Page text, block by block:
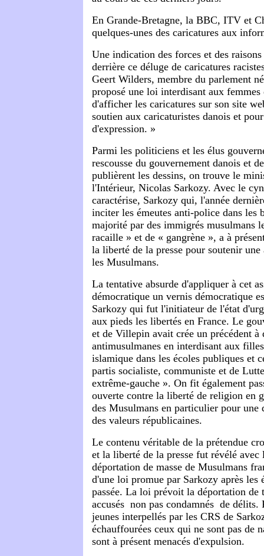
En Grande-Bretagne, la BBC, ITV et
quelques-unes des caricatures aux
Une indication des forces et des
derrière ce déluge de caricatures
Geert Wilders, membre du parlement
proposé une loi interdisant aux
d'afficher les caricatures sur son site
soutien aux caricaturistes danois et
d'expression. »
Parmi les politiciens et les élus
rescousse du gouvernement danois et
publièrent les dessins, on trouve le
l'Intérieur, Nicolas Sarkozy. Avec le
caractérise, Sarkozy qui, l'année
inciter les émeutes anti-police dans les
majorité par des immigrés musulmans
racaille » et de « gangrène », a à
la liberté de la presse pour soutenir
les Musulmans.
La tentative absurde d'appliquer à cet
démocratique un vernis démocratique
Sarkozy qui fut l'initiateur de l'état
aux pieds les libertés en France. Le
et de Villepin avait crée un précédent à
antimusulmanes en interdisant aux
islamique dans les écoles publiques et
partis socialiste, communiste et de
extrême-gauche ». On fit également
ouverte contre la liberté de religion en
des Musulmans en particulier pour une
des valeurs républicaines.
Le contenu véritable de la prétendue
et la liberté de la presse fut révélé avec
déportation de masse de Musulmans
d'une loi promue par Sarkozy après les
passée. La loi prévoit la déportation de
accusés ­ non pas condamnés ­ de délits.
jeunes interpellés par les CRS de
échauffourées ceux qui ne sont pas de
sont à présent menacés d'expulsion.